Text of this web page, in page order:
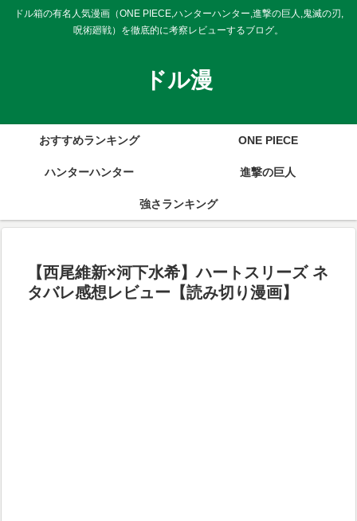
ドル箱の有名人気漫画（ONE PIECE,ハンターハンター,進撃の巨人,鬼滅の刃,
呪術廻戦）を徹底的に考察レビューするブログ。
ドル漫
おすすめランキング ONE PIECE
ハンターハンター 進撃の巨人
強さランキング
【西尾維新×河下水希】ハートスリーズ ネ
タバレ感想レビュー【読み切り漫画】